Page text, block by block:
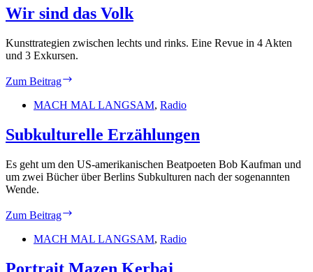
Wir sind das Volk
Kunsttrategien zwischen lechts und rinks. Eine Revue in 4 Akten
und 3 Exkursen.
Zum Beitrag
das
MACH MAL LANGSAM, Radio
Subkulturelle Erzählungen
Es geht um den US-amerikanischen Beatpoeten Bob Kaufman und
um zwei Bücher über Berlins Subkulturen nach der sogenannten
Wende.
Zum Beitrag
MACH MAL LANGSAM, Radio